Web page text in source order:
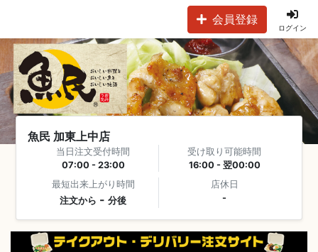
会員登録
ログイン
魚民 加東上中店
当日注文受付時間
07:00 - 23:00
受け取り可能時間
16:00 - 翌00:00
最短出来上がり時間
注文から - 分後
店休日
-